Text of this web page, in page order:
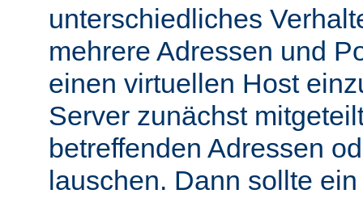
unterschiedliches
mehrere Adressen und
einen virtuellen Host
Server zunächst
betreffenden Adressen
lauschen. Dann sollte